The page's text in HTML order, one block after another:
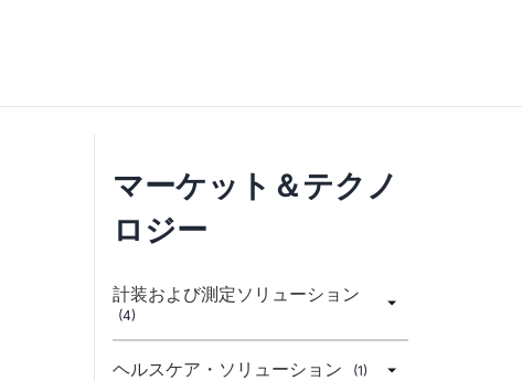
マーケット＆テクノ
ロジー
計装および測定ソリューション
(4)
ヘルスケア・ソリューション (1)